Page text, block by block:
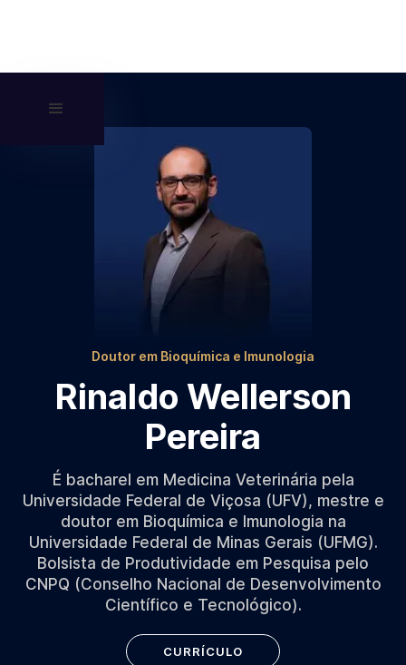
Doutor em Bioquímica e Imunologia
Rinaldo Wellerson
Pereira
É bacharel em Medicina Veterinária pela
Universidade Federal de Viçosa (UFV), mestre e
doutor em Bioquímica e Imunologia na
Universidade Federal de Minas Gerais (UFMG).
Bolsista de Produtividade em Pesquisa pelo
CNPQ (Conselho Nacional de Desenvolvimento
Científico e Tecnológico).
CURRÍCULO